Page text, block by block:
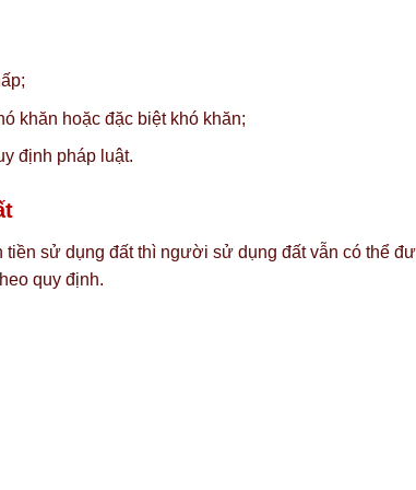
khăn hoặc đặc biệt khó khăn;
định pháp luật.
sử dụng đất thì người sử dụng đất vẫn có thể
quy định.